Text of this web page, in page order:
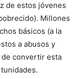
de estos jóvenes
Millones
básicos (a la
a abusos y
convertir esta